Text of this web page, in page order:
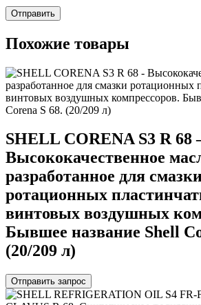
Похожие товары
SHELL CORENA S3 R
Высококачественное
разработанное для
ротационных
винтовых воздушных
Бывшее название Shell
(20/209 л)
Отправить запрос